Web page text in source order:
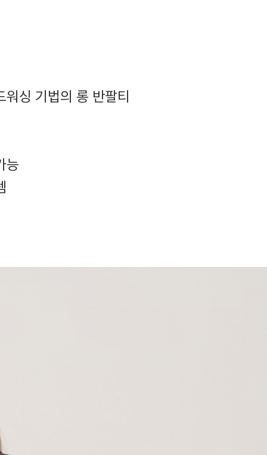
싱 기법의 롱 반팔티
능